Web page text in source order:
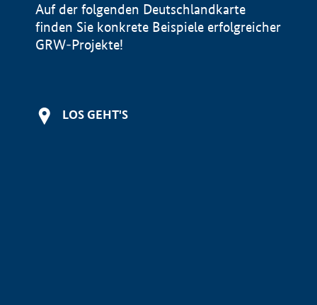
Auf der folgenden Deutschlandkarte
finden Sie konkrete Beispiele erfolgreicher
GRW-Projekte!
LOS GEHT'S